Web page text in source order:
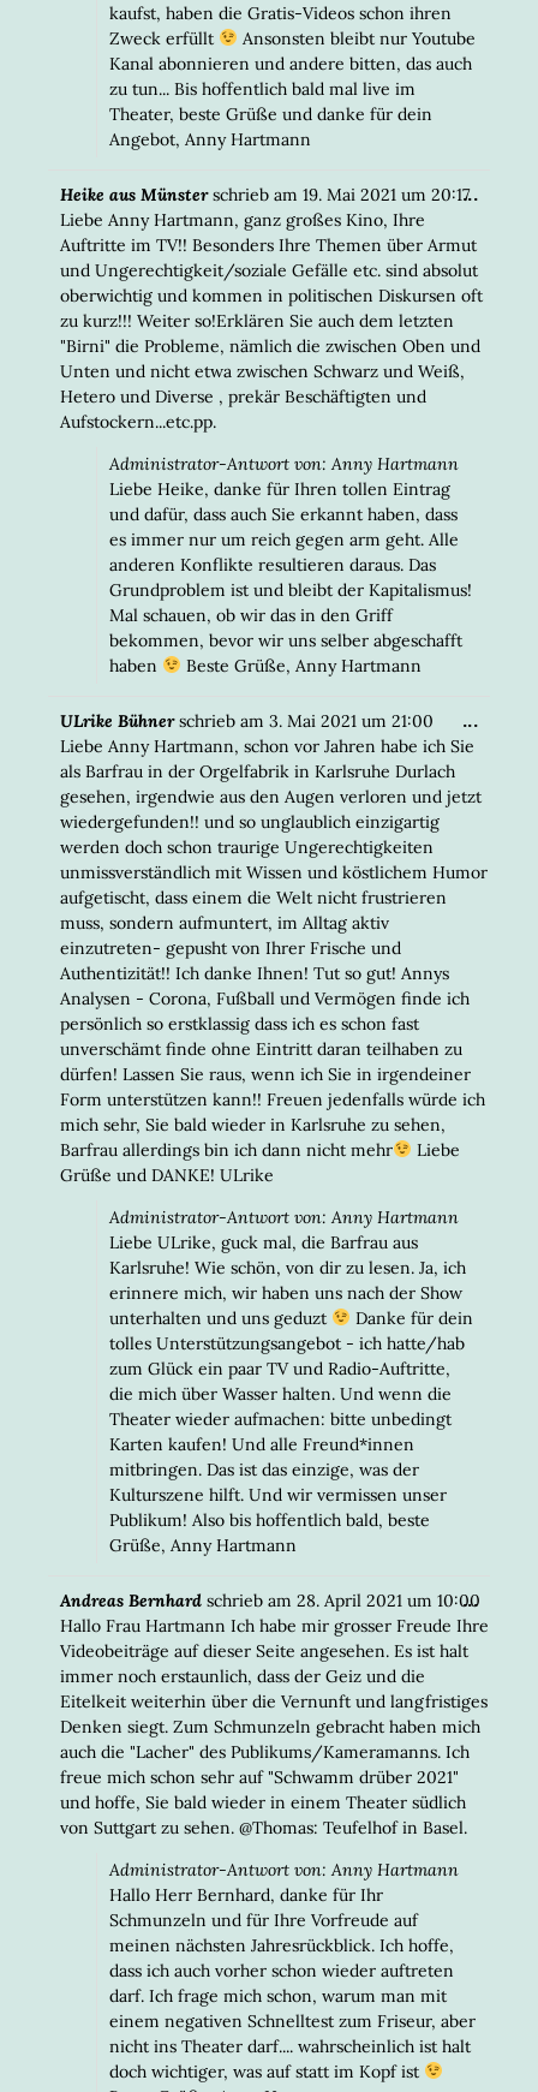
kaufst, haben die Gratis-Videos schon ihren
Zweck erfüllt
Ansonsten bleibt nur Youtube
Kanal abonnieren und andere bitten, das auch
zu tun... Bis hoffentlich bald mal live im
Theater, beste Grüße und danke für dein
Angebot, Anny Hartmann
Heike aus Münsterschrieb am 19. Mai 2021 um 20:17
Liebe Anny Hartmann, ganz großes Kino, Ihre
Auftritte im TV!! Besonders Ihre Themen über Armut
und Ungerechtigkeit/soziale Gefälle etc. sind absolut
oberwichtig und kommen in politischen Diskursen oft
zu kurz!!! Weiter so!Erklären Sie auch dem letzten
"Birni" die Probleme, nämlich die zwischen Oben und
Unten und nicht etwa zwischen Schwarz und Weiß,
Hetero und Diverse , prekär Beschäftigten und
Aufstockern...etc.pp.
Administrator-Antwort von: Anny Hartmann
Liebe Heike, danke für Ihren tollen Eintrag
und dafür, dass auch Sie erkannt haben, dass
es immer nur um reich gegen arm geht. Alle
anderen Konflikte resultieren daraus. Das
Grundproblem ist und bleibt der Kapitalismus!
Mal schauen, ob wir das in den Griff
bekommen, bevor wir uns selber abgeschafft
haben
Beste Grüße, Anny Hartmann
...DIESE
ULrike Bühnerschrieb am 3. Mai 2021 um 21:00
Liebe Anny Hartmann, schon vor Jahren habe ich Sie
als Barfrau in der Orgelfabrik in Karlsruhe Durlach
gesehen, irgendwie aus den Augen verloren und jetzt
wiedergefunden!! und so unglaublich einzigartig
werden doch schon traurige Ungerechtigkeiten
unmissverständlich mit Wissen und köstlichem Humor
aufgetischt, dass einem die Welt nicht frustrieren
muss, sondern aufmuntert, im Alltag aktiv
einzutreten- gepusht von Ihrer Frische und
Authentizität!! Ich danke Ihnen! Tut so gut! Annys
Analysen - Corona, Fußball und Vermögen finde ich
persönlich so erstklassig dass ich es schon fast
unverschämt finde ohne Eintritt daran teilhaben zu
dürfen! Lassen Sie raus, wenn ich Sie in irgendeiner
Form unterstützen kann!! Freuen jedenfalls würde ich
mich sehr, Sie bald wieder in Karlsruhe zu sehen,
Barfrau allerdings bin ich dann nicht mehr
Liebe
Grüße und DANKE! ULrike
Administrator-Antwort von: Anny Hartmann
Liebe ULrike, guck mal, die Barfrau aus
Karlsruhe! Wie schön, von dir zu lesen. Ja, ich
erinnere mich, wir haben uns nach der Show
unterhalten und uns geduzt
Danke für dein
tolles Unterstützungsangebot - ich hatte/hab
zum Glück ein paar TV und Radio-Auftritte,
die mich über Wasser halten. Und wenn die
Theater wieder aufmachen: bitte unbedingt
Karten kaufen! Und alle Freund*innen
mitbringen. Das ist das einzige, was der
Kulturszene hilft. Und wir vermissen unser
Publikum! Also bis hoffentlich bald, beste
Grüße, Anny Hartmann
...DIESE
Andreas Bernhard schrieb am 28. April 2021 um 10:00
Hallo Frau Hartmann Ich habe mir grosser Freude Ihre
Videobeiträge auf dieser Seite angesehen. Es ist halt
immer noch erstaunlich, dass der Geiz und die
Eitelkeit weiterhin über die Vernunft und langfristiges
Denken siegt. Zum Schmunzeln gebracht haben mich
auch die "Lacher" des Publikums/Kameramanns. Ich
freue mich schon sehr auf "Schwamm drüber 2021"
und hoffe, Sie bald wieder in einem Theater südlich
von Suttgart zu sehen. @Thomas: Teufelhof in Basel.
Administrator-Antwort von: Anny Hartmann
Hallo Herr Bernhard, danke für Ihr
Schmunzeln und für Ihre Vorfreude auf
meinen nächsten Jahresrückblick. Ich hoffe,
dass ich auch vorher schon wieder auftreten
darf. Ich frage mich schon, warum man mit
einem negativen Schnelltest zum Friseur, aber
nicht ins Theater darf.... wahrscheinlich ist halt
doch wichtiger, was auf statt im Kopf ist
...DIESE